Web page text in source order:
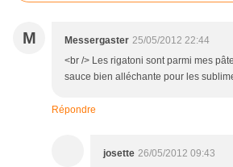
M Messergaster 25/05/2012 22:44
<br /> Les rigatoni sont parmi mes
sauce bien alléchante pour les
Répondre
josette 26/05/2012 09:43